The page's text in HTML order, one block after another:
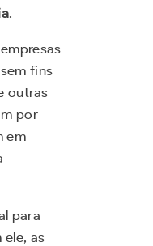
.
fins
outras
por
em
para
ele, as